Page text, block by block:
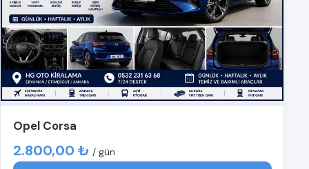
Opel Corsa
2.800,00 ₺ / gün